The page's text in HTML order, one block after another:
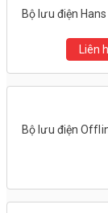
Bộ lưu điện
Liên
Bộ lưu điện